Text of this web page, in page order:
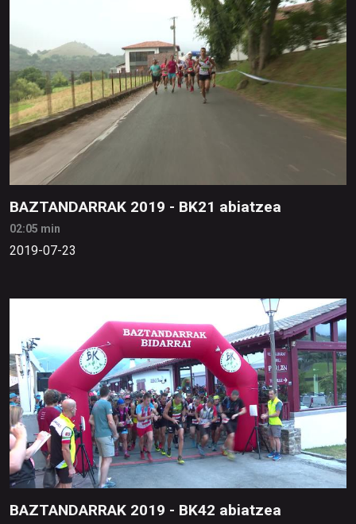
BAZTANDARRAK 2019 - BK21 abiatzea
02:05 min
2019-07-23
BAZTANDARRAK 2019 - BK42 abiatzea